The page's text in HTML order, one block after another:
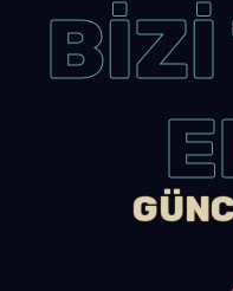
BİZİ